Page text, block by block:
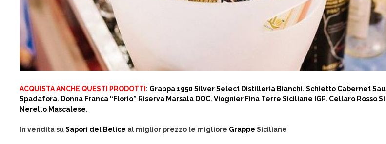
ACQUISTA ANCHE QUESTI PRODOTTI: Grappa 1950 Silver Select Distilleria Bianchi. Schietto Cabernet
Spadafora. Donna Franca “Florio” Riserva Marsala DOC. Viognier Fina Terre Siciliane IGP. Cellaro Rosso
Nerello Mascalese.
In vendita suSapori del Belice al miglior prezzo le migliore Grappe Siciliane